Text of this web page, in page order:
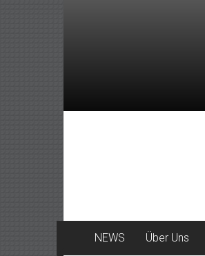
NEWS Über Uns